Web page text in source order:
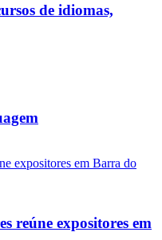
de idiomas,
reúne expositores em